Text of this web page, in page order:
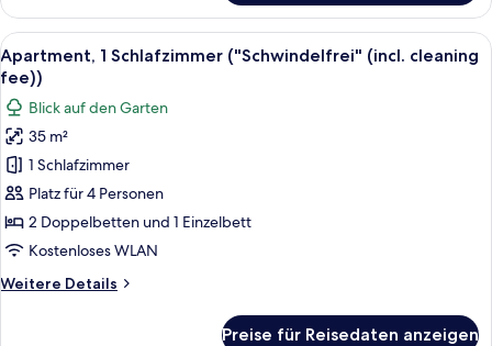
1
Schlafzimmer,
Balkon
("Federleicht"
(incl.
cleaning
fee))
Alle
Fotos
für
Apartment,
1
Schlafzimmer
("Schwindelfrei"
(incl.
cleaning
anzeigen
Ein Holzinnenraum mit einem
11
Apartment, 1 Schlafzimmer ("Schwindelfrei" (incl. cleaning
fee))
Blick auf den Garten
35 m²
1 Schlafzimmer
Platz für 4 Personen
2 Doppelbetten und 1 Einzelbett
Kostenloses WLAN
Weitere Details
Weitere
Preise für Reisedaten anzeigen